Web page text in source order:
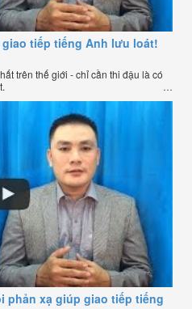
giao tiếp tiếng Anh lưu loát!
trên thế giới - chỉ cần thi đậu là có
phản xạ giúp giao tiếp tiếng